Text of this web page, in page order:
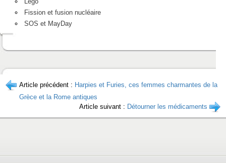
Fission et fusion nucléaire
SOS et MayDay
Article précédent : Harpies et Furies, ces femmes charmantes de la
Grèce et la Rome antiques
Article suivant : Détourner les médicaments